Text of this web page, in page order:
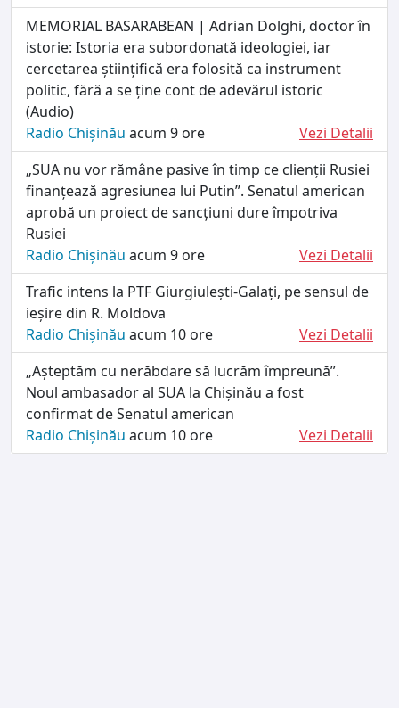
MEMORIAL BASARABEAN | Adrian Dolghi, doctor în
istorie: Istoria era subordonată ideologiei, iar
cercetarea științifică era folosită ca instrument
politic, fără a se ține cont de adevărul istoric
(Audio)
Radio Chișinău acum 9 ore
Vezi Detalii
„SUA nu vor rămâne pasive în timp ce clienții Rusiei
finanțează agresiunea lui Putin”. Senatul american
aprobă un proiect de sancțiuni dure împotriva
Rusiei
Radio Chișinău acum 9 ore
Vezi Detalii
Trafic intens la PTF Giurgiulești-Galați, pe sensul de
ieșire din R. Moldova
Radio Chișinău acum 10 ore
Vezi Detalii
„Așteptăm cu nerăbdare să lucrăm împreună”.
Noul ambasador al SUA la Chișinău a fost
confirmat de Senatul american
Radio Chișinău acum 10 ore Vezi Detalii